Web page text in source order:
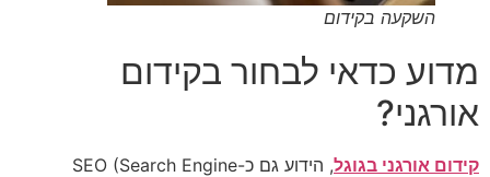
השקעה בקידום
מדוע כדאי לבחור בקידום
אורגני?
קידום אורגני בגוגל
, הידוע גם כ-SEO (Search Engine